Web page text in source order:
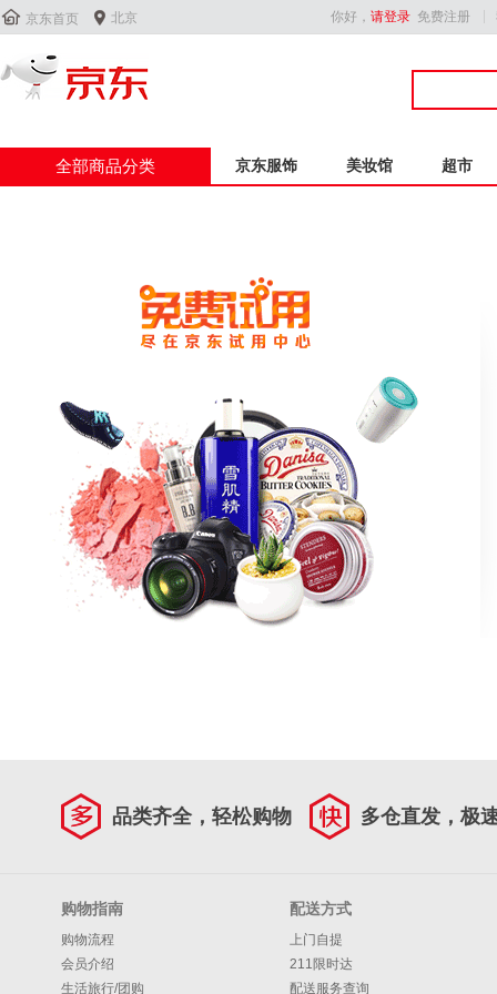
 京东首页  北京 你好， 请登录 免费注册
全部商品分类 京东服饰 美妆馆 超市
品类齐全，轻松购物 多仓直发，极
购物指南
购物流程
会员介绍
生活旅行/团购
配送方式
上门自提
211限时达
配送服务查询